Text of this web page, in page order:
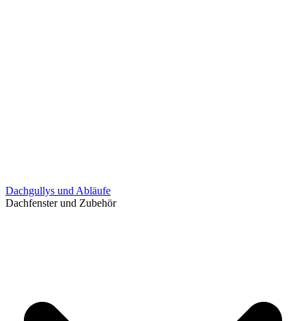
Dachgullys und Abläufe
Dachfenster und Zubehör